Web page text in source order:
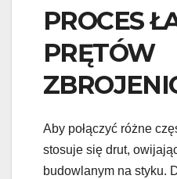
PROCES
PRĘTÓW
Aby połączyć różne
stosuje się drut,
budowlanym na styku.